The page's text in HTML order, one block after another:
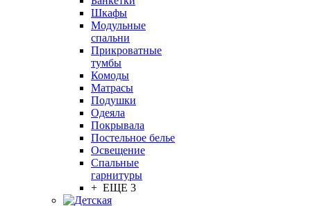
Шкафы
Модульные
спальни
Прикроватные
тумбы
Комоды
Матрасы
Подушки
Одеяла
Покрывала
Постельное белье
Освещение
Спальные
гарнитуры
+ ЕЩЕ 3